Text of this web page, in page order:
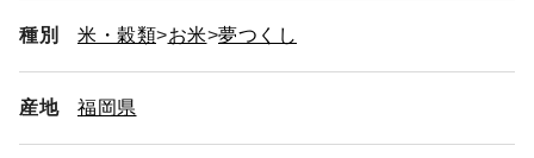
種別 米・穀類 お米 夢つくし
産地 福岡県